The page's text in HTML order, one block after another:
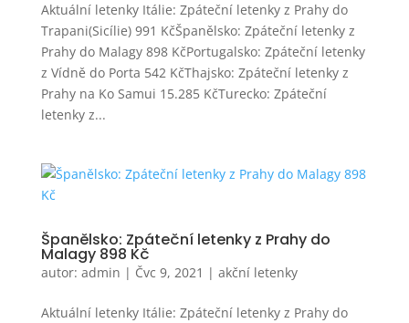
Aktuální letenky Itálie: Zpáteční letenky z Prahy do
Trapani(Sicílie) 991 KčŠpanělsko: Zpáteční letenky z
Prahy do Malagy 898 KčPortugalsko: Zpáteční letenky
z Vídně do Porta 542 KčThajsko: Zpáteční letenky z
Prahy na Ko Samui 15.285 KčTurecko: Zpáteční
letenky z...
Španělsko: Zpáteční letenky z Prahy do
Malagy 898 Kč
autor: admin | Čvc 9, 2021 | akční letenky
Aktuální letenky Itálie: Zpáteční letenky z Prahy do